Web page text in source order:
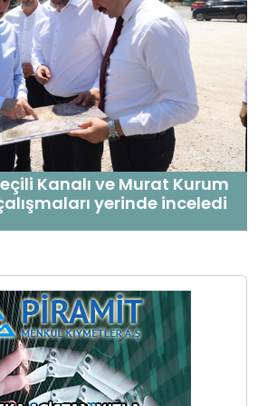
Kanalı ve Murat Kurum
yerinde inceledi